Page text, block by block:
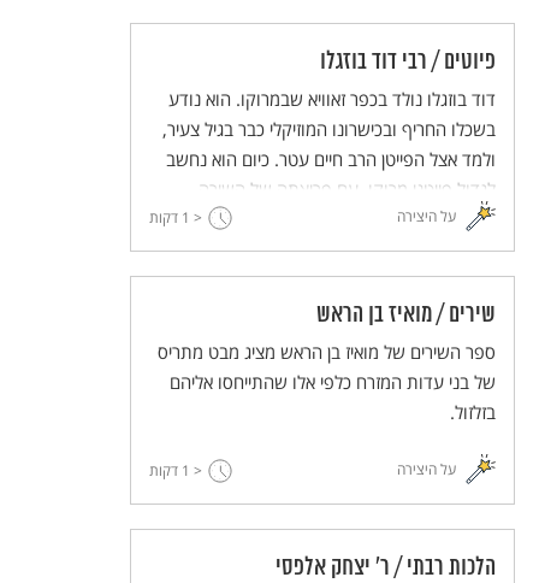
פיוטים / רבי דוד בוזגלו
דוד בוזגלו נולד בכפר זאוויא שבמרוקו. הוא נודע
בשכלו החריף ובכישרונו המוזיקלי כבר בגיל צעיר,
ולמד אצל הפייטן הרב חיים עטר. כיום הוא נחשב
לגדול פייטני מרוקו. עם פריצתה של השירה
המזרחית ניכר כי הוא משמש לרבים "אב שירי",
וזאת בשל קרבתה של השירה המזרחית לפיוט.
המשורר העיוור ארז ביטון הקדיש לו שיר, וכן אלמוג
בהר. לרבי בוזגלו הייתה אוטוריטה טבעית, ומשיריו
נובעת ומשתמעת עמדה של "פייטן הדור".
על היצירה < 1 דקות
שירים / מואיז בן הראש
ספר השירים של מואיז בן הראש מציג מבט מתריס
של בני עדות המזרח כלפי אלו שהתייחסו אליהם
בזלזול.
על היצירה < 1 דקות
הלכות רבתי / ר' יצחק אלפסי